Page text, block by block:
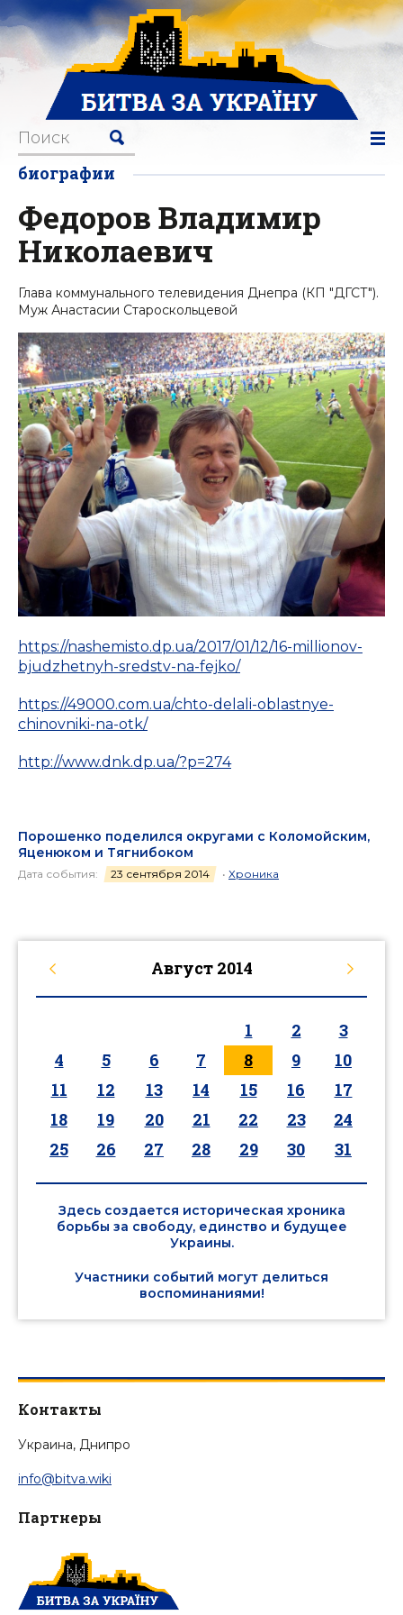
биографии
Федоров Владимир
Николаевич
Глава коммунального телевидения Днепра (КП "ДГСТ").
Муж Анастасии Староскольцевой
https://nashemisto.dp.ua/2017/01/12/16-millionov-
bjudzhetnyh-sredstv-na-fejko/
https://49000.com.ua/chto-delali-oblastnye-
chinovniki-na-otk/
http://www.dnk.dp.ua/?p=274
Порошенко поделился округами с Коломойским,
Яценюком и Тягнибоком
Дата события: 23 сентября 2014 • Хроника
Август 2014
1 2
3
4
5 6 7 8 9
10
11
12 13 14 15 16
17
18
19 20 21 22 23
24
25
26 27 28 29 30 31
Здесь создается историческая хроника
борьбы за свободу, единство и будущее
Украины.
Участники событий могут делиться
воспоминаниями!
Контакты
Украина, Днипро
info@bitva.wiki
Партнеры